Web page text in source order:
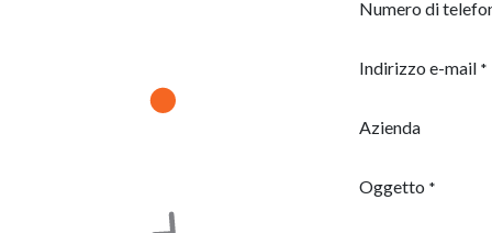
Numero di
Indirizzo e-mail *
Azienda
Oggetto *